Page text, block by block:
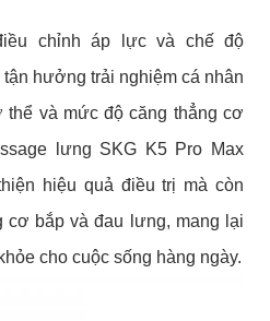
chỉnh áp lực và chế độ
tận hưởng trải nghiệm cá nhân
thể và mức độ căng thẳng cơ
lưng SKG K5 Pro Max
hiệu quả điều trị mà còn
cơ bắp và đau lưng, mang lại
cho cuộc sống hàng ngày.